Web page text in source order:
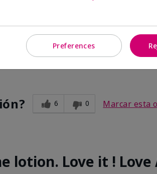
Shea Cream
unwanted perfumes.
6 0 Marcar esta
lotion. Love it ! Love
Preferences